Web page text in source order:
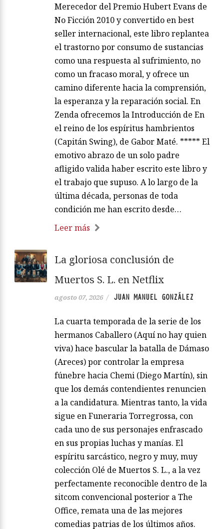
Merecedor del Premio Hubert Evans de
No Ficción 2010 y convertido en best
seller internacional, este libro replantea
el trastorno por consumo de sustancias
como una respuesta al sufrimiento, no
como un fracaso moral, y ofrece un
camino diferente hacia la comprensión,
la esperanza y la reparación social. En
Zenda ofrecemos la Introducción de En
el reino de los espíritus hambrientos
(Capitán Swing), de Gabor Maté. ***** El
emotivo abrazo de un solo padre
afligido valida haber escrito este libro y
el trabajo que supuso. A lo largo de la
última década, personas de toda
condición me han escrito desde…
Leer más
La gloriosa conclusión de
Muertos S. L. en Netflix
agosto 07, 2026 / JUAN MANUEL GONZÁLEZ
La cuarta temporada de la serie de los
hermanos Caballero (Aquí no hay quien
viva) hace bascular la batalla de Dámaso
(Areces) por controlar la empresa
fúnebre hacia Chemi (Diego Martín), sin
que los demás contendientes renuncien
a la candidatura. Mientras tanto, la vida
sigue en Funeraria Torregrossa, con
cada uno de sus personajes enfrascado
en sus propias luchas y manías. El
espíritu sarcástico, negro y muy, muy
colección Olé de Muertos S. L., a la vez
perfectamente reconocible dentro de la
sitcom convencional posterior a The
Office, remata una de las mejores
comedias patrias de los últimos años.